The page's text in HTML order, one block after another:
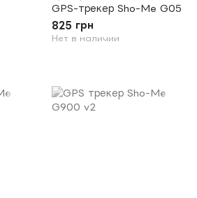
GPS-трекер Sho-Me G05
825 грн
Нет в наличии